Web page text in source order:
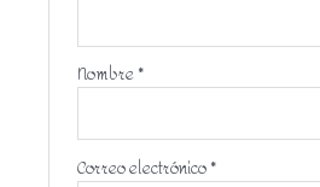
Nombre*
Correo electrónico*